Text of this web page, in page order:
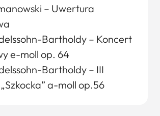
– Uwertura
Bartholdy – Koncert
e-moll op. 64
Bartholdy – III
a-moll op.56